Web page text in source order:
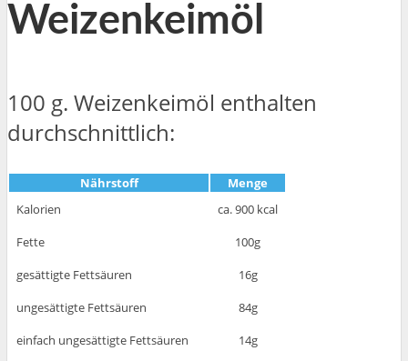
Weizenkeimöl
100 g. Weizenkeimöl enthalten
durchschnittlich:
Nährstoff
Menge
Kalorien
ca. 900 kcal
Fette
100g
gesättigte Fettsäuren
16g
ungesättigte Fettsäuren
84g
einfach ungesättigte Fettsäuren
14g